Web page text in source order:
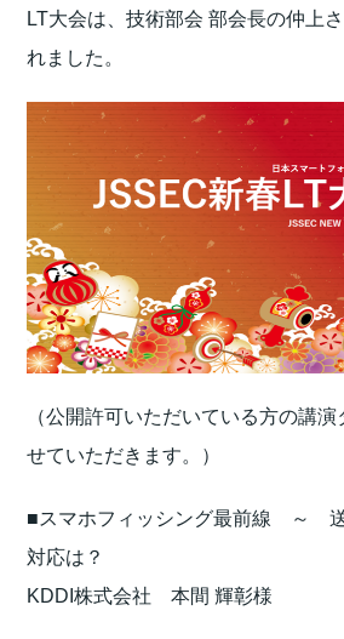
LT大会は、技術部会 部会長の仲上
れました。
（公開許可いただいている方の講
せていただきます。）
■スマホフィッシング最前線 ～
対応は？
KDDI株式会社 本間 輝彰様